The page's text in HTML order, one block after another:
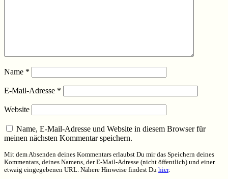
Name *
E-Mail-Adresse *
Website
Name, E-Mail-Adresse und Website in diesem Browser für
meinen nächsten Kommentar speichern.
Mit dem Absenden deines Kommentars erlaubst Du mir das Speichern deines
Kommentars, deines Namens, der E-Mail-Adresse (nicht öffentlich) und einer
etwaig eingegebenen URL. Nähere Hinweise findest Du hier.